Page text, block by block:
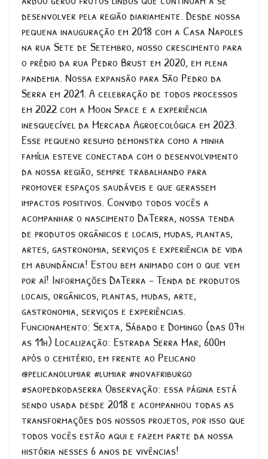
desenvolver pela região diariamente. Desde nossa
pequena inauguração em 2018 com a Casa Napoles
na rua Sete de Setembro, nosso crescimento para
o prédio da rua Pedro Brust em 2020, em plena
pandemia. Nossa expansão para São Pedro da
Serra em 2021. A celebração de todos processos
em 2022 com a Moon Space e a experiência
inesquecível da Mercada Agroecológica em 2023.
Esse pequeno resumo demonstra como a minha
família esteve conectada com o desenvolvimento
da nossa região, sempre trabalhando para
promover espaços saudáveis e que gerassem
impactos positivos. Convido todos vocês a
acompanhar o nascimento DaTerra, nossa tenda
de produtos orgânicos e locais, mudas, plantas,
artes, gastronomia, serviços e experiência de vida
em abundância! Estou bem animado com o que vem
por aí! Informações DaTerra – Tenda de produtos
locais, orgânicos, plantas, mudas, arte,
gastronomia, serviços e experiências.
Funcionamento: Sexta, Sábado e Domingo (das 07h
as 11h) Localização: Estrada Serra Mar, 600m
após o cemitério, em frente ao Pelicano
@pelicanolumiar #lumiar #novafriburgo
#saopedrodaserra Observação: essa página está
sendo usada desde 2018 e acompanhou todas as
transformações dos nossos projetos, por isso que
todos vocês estão aqui e fazem parte da nossa
história nesses 6 anos de vivências!